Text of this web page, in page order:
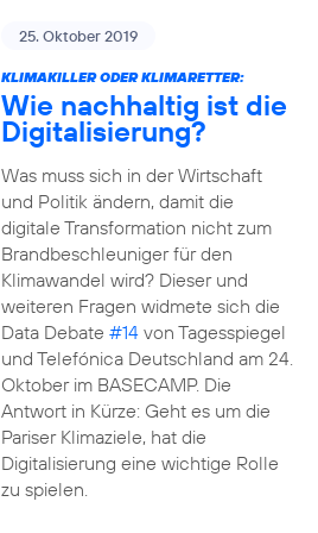
25. Oktober 2019
KLIMAKILLER ODER KLIMARETTER:
Wie nachhaltig ist die
Digitalisierung?
Was muss sich in der Wirtschaft
und Politik ändern, damit die
digitale Transformation nicht zum
Brandbeschleuniger für den
Klimawandel wird? Dieser und
weiteren Fragen widmete sich die
Data Debate #14von Tagesspiegel
und Telefónica Deutschland am 24.
Oktober im BASECAMP. Die
Antwort in Kürze: Geht es um die
Pariser Klimaziele, hat die
Digitalisierung eine wichtige Rolle
zu spielen.